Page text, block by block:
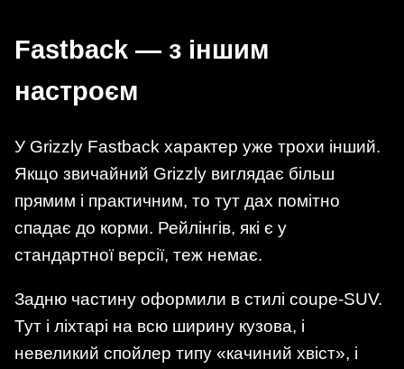
Fastback — з іншим
настроєм
У Grizzly Fastback характер уже трохи інший.
Якщо звичайний Grizzly виглядає більш
прямим і практичним, то тут дах помітно
спадає до корми. Рейлінгів, які є у
стандартної версії, теж немає.
Задню частину оформили в стилі coupe-SUV.
Тут і ліхтарі на всю ширину кузова, і
невеликий спойлер типу «качиний хвіст», і